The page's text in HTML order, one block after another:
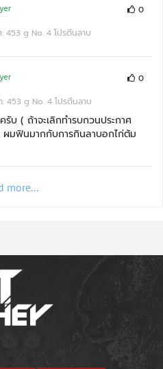
453 g No. 4 โปรตีนลาบ
0
453 g No. 4 โปรตีนลาบ
0
รับ ( ถ้าจะเลิกทำรบกวนประกาศ
มฟินมากกับการกินลาบอกไก่ต้ม
more...